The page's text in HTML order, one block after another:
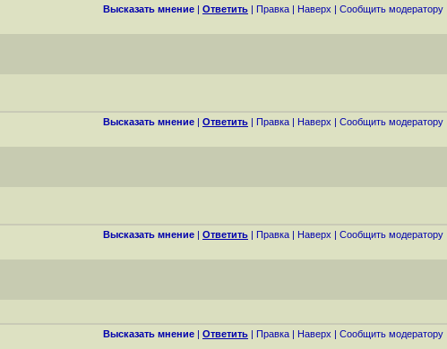
Высказать мнение | Ответить | Правка | Наверх | Cообщить модератору
Высказать мнение | Ответить | Правка | Наверх | Cообщить модератору
Высказать мнение | Ответить | Правка | Наверх | Cообщить модератору
Высказать мнение | Ответить | Правка | Наверх | Cообщить модератору